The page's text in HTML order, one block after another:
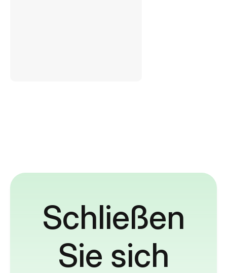
Schließen
Sie sich